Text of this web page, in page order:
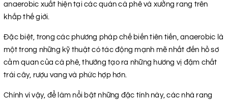
anaerobic xuất hiện tại các quán cà phê và xưởng rang trên
khắp thế giới.
Đặc biệt, trong các phương pháp chế biến tiên tiến, anaerobic là
một trong những kỹ thuật có tác động mạnh mẽ nhất đến hồ sơ
cảm quan của cà phê, thường tạo ra những hương vị đậm chất
trái cây, rượu vang và phức hợp hơn.
Chính vì vậy, để làm nổi bật những đặc tính này, các nhà rang